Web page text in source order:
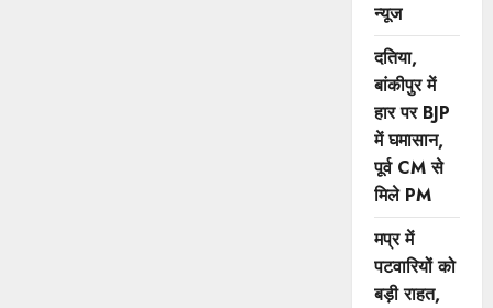
न्यूज
दतिया,
बांकीपुर में
हार पर BJP
में घमासान,
पूर्व CM से
मिले PM
मप्र में
पटवारियों को
बड़ी राहत,